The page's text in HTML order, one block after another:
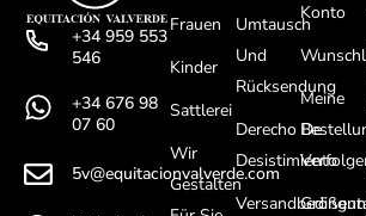
+34 959 553
546
+34 676 98
07 60
5v@equitacionvalverde.com
Frauen
Kinder
Sattlerei
Wir
Gestalten
Umtausch
Und
Rücksendung
Derecho De
Desistimiento
Konto
Meine